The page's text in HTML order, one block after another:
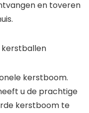
en toveren
kerstballen
kerstboom.
u de prachtige
kerstboom te